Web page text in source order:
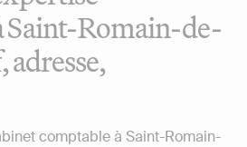
Saint-Romain-de-
adresse,
comptable à Saint-Romain-